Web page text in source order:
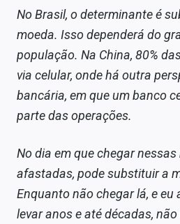
No Brasil, o determinante é
moeda. Isso dependerá do
população. Na China, 80%
via celular, onde há outra
bancária, em que um banco
parte das operações.
No dia em que chegar
afastadas, pode substituir a
Enquanto não chegar lá, e eu
levar anos e até décadas,